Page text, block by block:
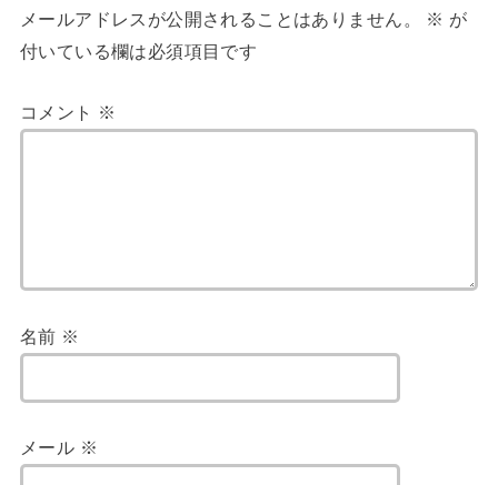
メールアドレスが公開されることはありません。 ※ が
付いている欄は必須項目です
コメント ※
名前 ※
メール ※